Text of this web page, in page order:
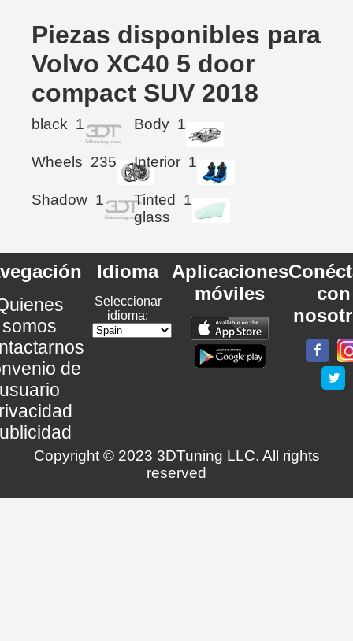
Piezas disponibles para
Volvo XC40 5 door
compact SUV 2018
black 1 Body 1
Wheels 235 Interior 1
Shadow 1
Tinted
glass
1
somos
de
Idioma
Seleccionar
idioma:
Aplicaciones
móviles
con
Copyright © 2023 3DTuning LLC. All rights
reserved